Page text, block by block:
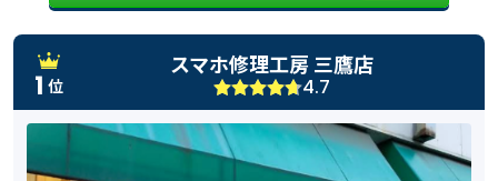
1 位
スマホ修理工房 三鷹店
4.7